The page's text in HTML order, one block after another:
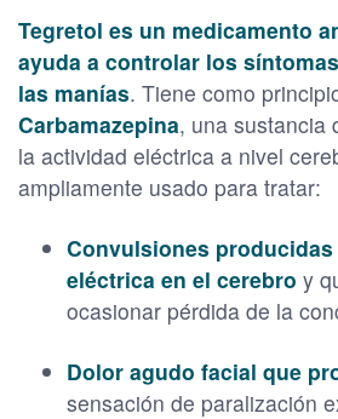
Tegretol es un medicamento
ayuda a controlar los
las manías. Tiene como
Carbamazepina, una sustancia
la actividad eléctrica a nivel
ampliamente usado para tratar:
Convulsiones
eléctrica en el cerebro y
ocasionar pérdida de la
Dolor agudo facial que
sensación de paralización